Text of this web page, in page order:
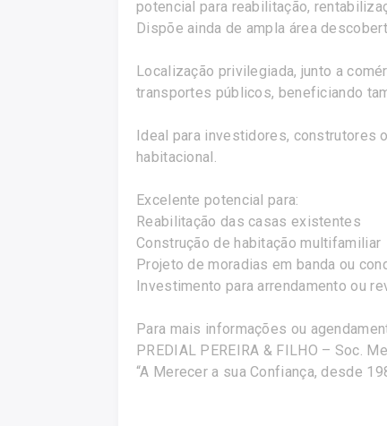
potencial para reabilitação,
Dispõe ainda de ampla área
Localização privilegiada, junto a
transportes públicos, beneficiando
Ideal para investidores, construtores
habitacional.
Excelente potencial para:
Reabilitação das casas existentes
Construção de habitação multifamiliar
Projeto de moradias em banda ou
Investimento para arrendamento ou
Para mais informações ou
PREDIAL PEREIRA & FILHO – Soc.
“A Merecer a sua Confiança, desde